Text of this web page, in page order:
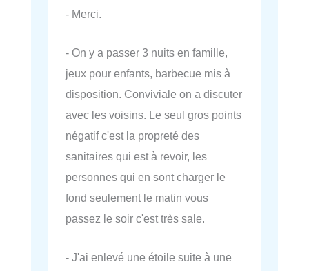
- Merci.
- On y a passer 3 nuits en famille,
jeux pour enfants, barbecue mis à
disposition. Conviviale on a discuter
avec les voisins. Le seul gros points
négatif c'est la propreté des
sanitaires qui est à revoir, les
personnes qui en sont charger le
fond seulement le matin vous
passez le soir c'est très sale.
- J'ai enlevé une étoile suite à une